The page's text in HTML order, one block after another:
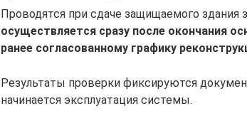
Проводятся при сдаче защищаемого здания
осуществляется сразу после окончания
ранее согласованному графику
Результаты проверки фиксируются
начинается эксплуатация системы.